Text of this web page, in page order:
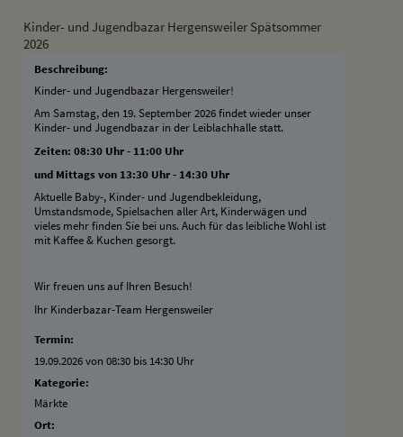
Kinder- und Jugendbazar Hergensweiler Spätsommer
2026
Beschreibung:
Kinder- und Jugendbazar Hergensweiler!
Am Samstag, den 19. September 2026 findet wieder unser
Kinder- und Jugendbazar in der Leiblachhalle statt.
Zeiten: 08:30 Uhr - 11:00 Uhr
und Mittags von 13:30 Uhr - 14:30 Uhr
Aktuelle Baby-, Kinder- und Jugendbekleidung,
Umstandsmode, Spielsachen aller Art, Kinderwägen und
vieles mehr finden Sie bei uns. Auch für das leibliche Wohl ist
mit Kaffee & Kuchen gesorgt.
Wir freuen uns auf Ihren Besuch!
Ihr Kinderbazar-Team Hergensweiler
Termin:
19.09.2026 von 08:30 bis 14:30 Uhr
Kategorie:
Märkte
Ort: